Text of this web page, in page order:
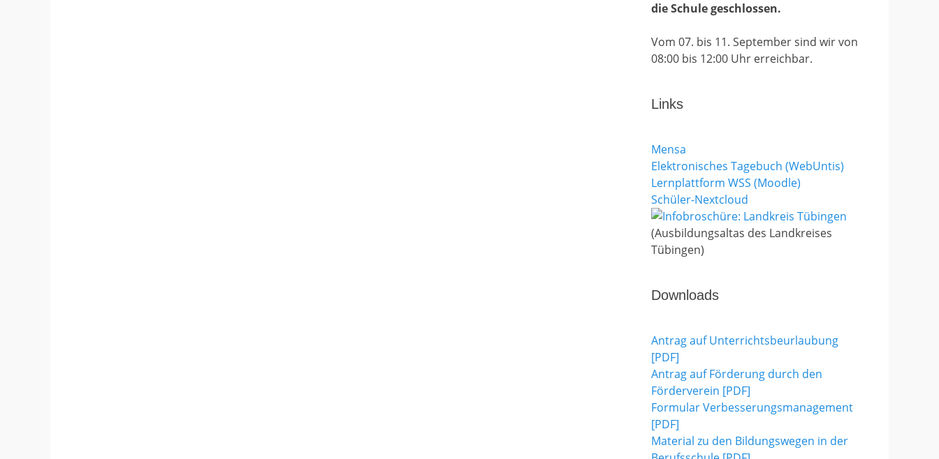
die Schule geschlossen.
Vom 07. bis 11. September sind wir von
08:00 bis 12:00 Uhr erreichbar.
Links
Mensa
Elektronisches Tagebuch (WebUntis)
Lernplattform WSS (Moodle)
Schüler-Nextcloud
(Ausbildungsaltas des Landkreises
Tübingen)
Downloads
Antrag auf Unterrichtsbeurlaubung
[PDF]
Antrag auf Förderung durch den
Förderverein [PDF]
Formular Verbesserungsmanagement
[PDF]
Material zu den Bildungswegen in der